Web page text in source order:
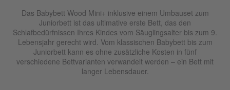
Das Babybett Wood Mini+ inklusive einem Umbauset zum
Juniorbett ist das ultimative erste Bett, das den
Schlafbedürfnissen Ihres Kindes vom Säuglingsalter bis zum 9.
Lebensjahr gerecht wird. Vom klassischen Babybett bis zum
Juniorbett kann es ohne zusätzliche Kosten in fünf
verschiedene Bettvarianten verwandelt werden – ein Bett mit
langer Lebensdauer.